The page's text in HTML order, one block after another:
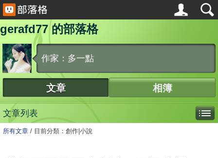
gerafd77 的部落格
作家：多一點
文章 相簿
文章列表
所有文章 / 目前分類：創作|小說